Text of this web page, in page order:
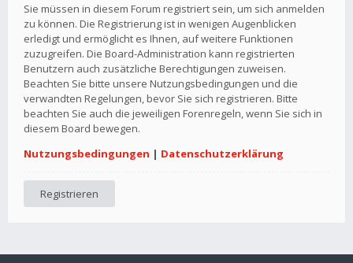
Sie müssen in diesem Forum registriert sein, um sich anmelden
zu können. Die Registrierung ist in wenigen Augenblicken
erledigt und ermöglicht es Ihnen, auf weitere Funktionen
zuzugreifen. Die Board-Administration kann registrierten
Benutzern auch zusätzliche Berechtigungen zuweisen.
Beachten Sie bitte unsere Nutzungsbedingungen und die
verwandten Regelungen, bevor Sie sich registrieren. Bitte
beachten Sie auch die jeweiligen Forenregeln, wenn Sie sich in
diesem Board bewegen.
Nutzungsbedingungen | Datenschutzerklärung
Registrieren